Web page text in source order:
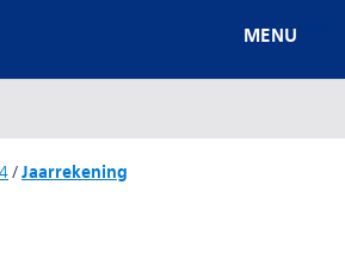
MENU
/Jaarrekening